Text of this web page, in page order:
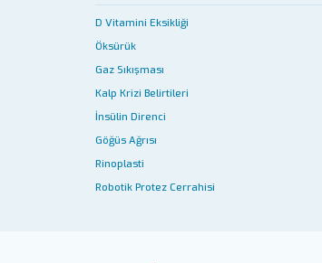
D Vitamini Eksikliği
Öksürük
Gaz Sıkışması
Kalp Krizi Belirtileri
İnsülin Direnci
Göğüs Ağrısı
Rinoplasti
Robotik Protez Cerrahisi